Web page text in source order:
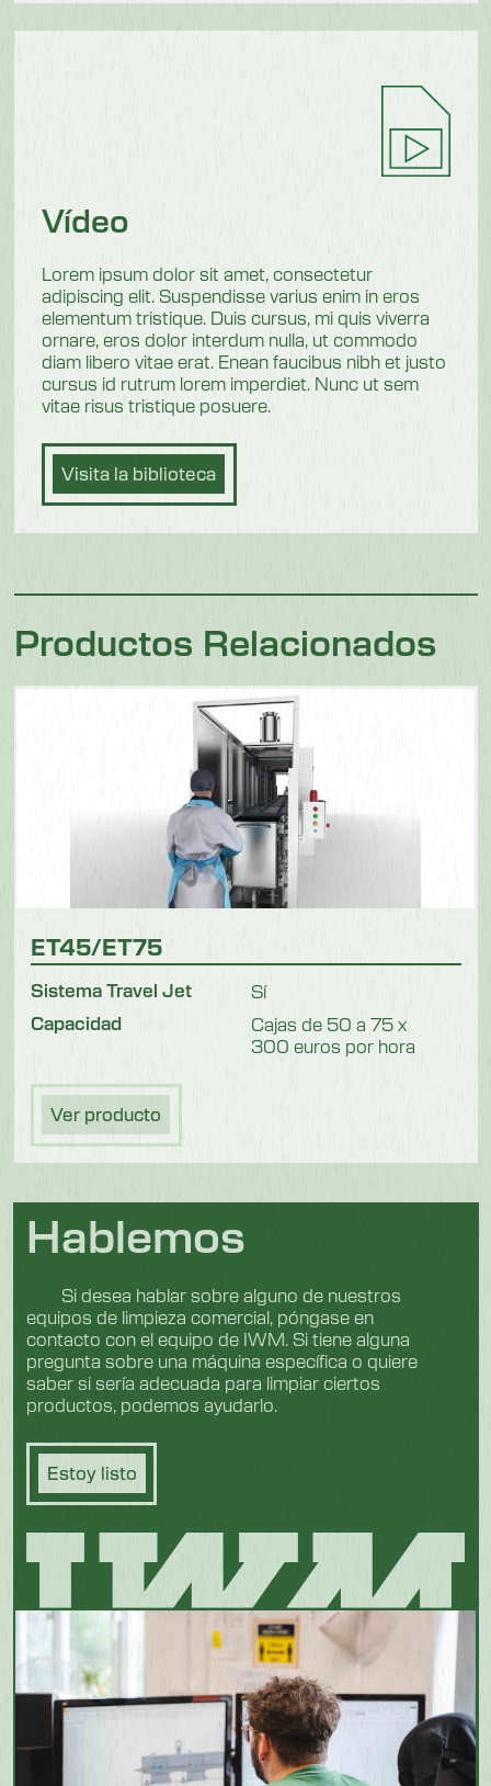
Vídeo
Lorem ipsum dolor sit amet, consectetur
adipiscing elit. Suspendisse varius enim in eros
elementum tristique. Duis cursus, mi quis viverra
ornare, eros dolor interdum nulla, ut commodo
diam libero vitae erat. Enean faucibus nibh et justo
cursus id rutrum lorem imperdiet. Nunc ut sem
vitae risus tristique posuere.
Visita la biblioteca
Productos Relacionados
ET45/ET75
Sistema Travel Jet Sí
Capacidad
Cajas de 50 a 75 x
300 euros por hora
Ver producto
Hablemos
Si desea hablar sobre alguno de nuestros
equipos de limpieza comercial, póngase en
contacto con el equipo de IWM. Si tiene alguna
pregunta sobre una máquina específica o quiere
saber si sería adecuada para limpiar ciertos
productos, podemos ayudarlo.
Estoy listo